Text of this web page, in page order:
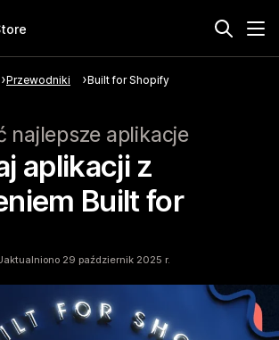
Przewodniki Built for Shopify
najlepsze aplikacje
aplikacji z
Built for
29 październik 2025 r.